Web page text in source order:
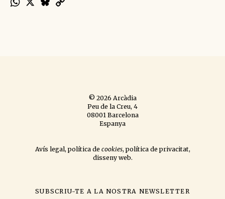
© 2026 Arcàdia
Peu de la Creu, 4
08001 Barcelona
Espanya
Avís legal,política de cookies,política de privacitat,
disseny web.
SUBSCRIU-TE A LA NOSTRA NEWSLETTER